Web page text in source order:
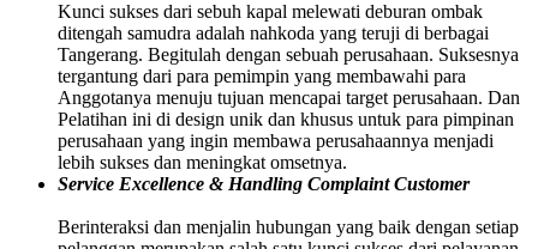
Kunci sukses dari sebuh kapal melewati deburan ombak
ditengah samudra adalah nahkoda yang teruji di berbagai
Tangerang. Begitulah dengan sebuah perusahaan. Suksesnya
tergantung dari para pemimpin yang membawahi para
Anggotanya menuju tujuan mencapai target perusahaan. Dan
Pelatihan ini di design unik dan khusus untuk para pimpinan
perusahaan yang ingin membawa perusahaannya menjadi
lebih sukses dan meningkat omsetnya.
Service Excellence & Handling Complaint Customer
Berinteraksi dan menjalin hubungan yang baik dengan setiap